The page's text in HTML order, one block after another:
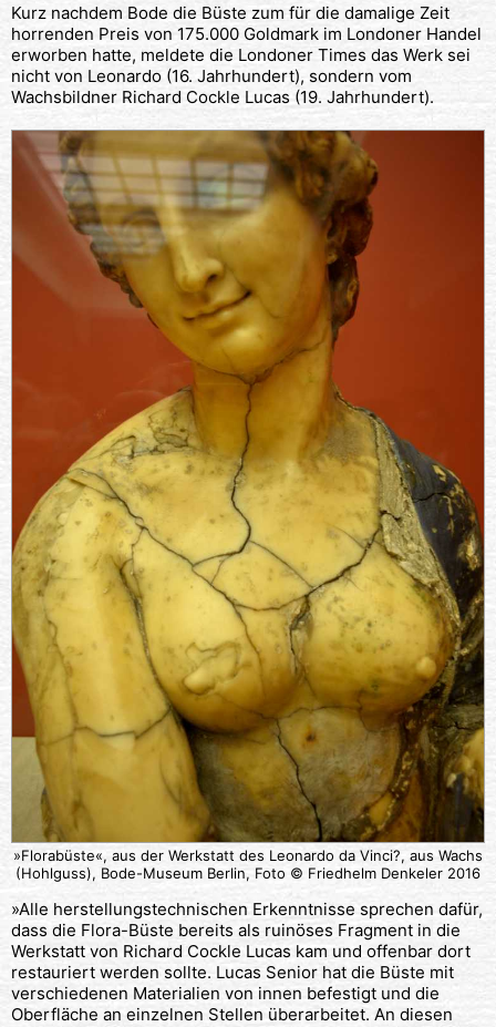
Kurz nachdem Bode die Büste zum für die damalige Zeit
horrenden Preis von 175.000 Goldmark im Londoner Handel
erworben hatte, meldete die Londoner Times das Werk sei
nicht von Leonardo (16. Jahrhundert), sondern vom
Wachsbildner Richard Cockle Lucas (19. Jahrhundert).
»Florabüste«, aus der Werkstatt des Leonardo da Vinci?, aus Wachs
(Hohlguss), Bode-Museum Berlin, Foto © Friedhelm Denkeler 2016
»Alle herstellungstechnischen Erkenntnisse sprechen dafür,
dass die Flora-Büste bereits als ruinöses Fragment in die
Werkstatt von Richard Cockle Lucas kam und offenbar dort
restauriert werden sollte. Lucas Senior hat die Büste mit
verschiedenen Materialien von innen befestigt und die
Oberfläche an einzelnen Stellen überarbeitet. An diesen